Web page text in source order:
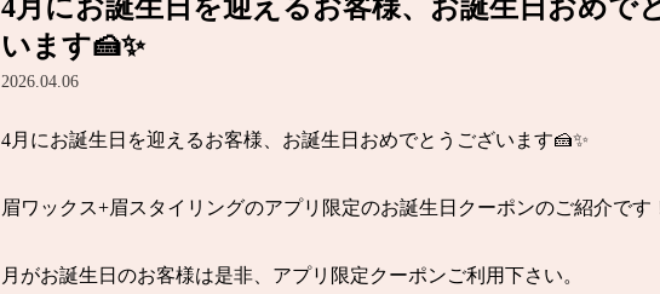
4月にお誕生日を迎えるお客様、お誕生日おめで
います🍰✨
2026.04.06
4月にお誕生日を迎えるお客様、お誕生日おめでとうございます🍰✨
眉ワックス+眉スタイリングのアプリ限定のお誕生日クーポンのご紹介です
月がお誕生日のお客様は是非、アプリ限定クーポンご利用下さい。